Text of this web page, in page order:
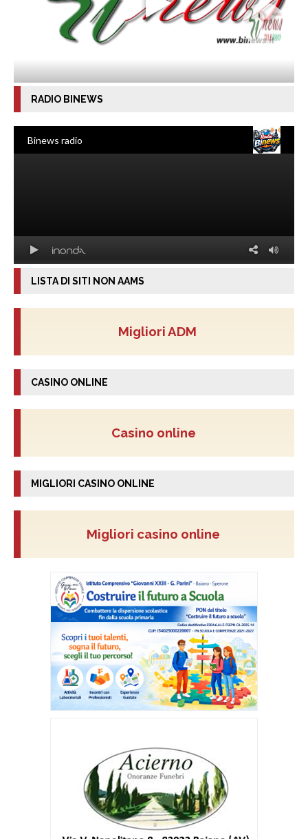
RADIO BINEWS
LISTA DI SITI NON AAMS
Migliori ADM
CASINO ONLINE
Casino online
MIGLIORI CASINO ONLINE
Migliori casino online